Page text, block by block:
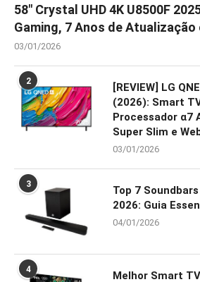
58″ Crystal UHD 4K U8500F
Gaming, 7 Anos de Atualização
03/01/2026
2
[REVIEW] LG
(2026): Smart
Processador α7
Super Slim e
03/01/2026
3
Top 7
2026: Guia
04/01/2026
4
Melhor Smart